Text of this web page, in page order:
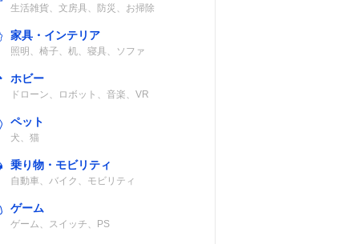
約6時間
色モード時）
約40～50時間
生活雑貨、文房具、防災、お掃除
家具・インテリア
照明、椅子、机、寝具、ソファ
ホビー
ドローン、ロボット、音楽、VR
ペット
犬、猫
乗り物・モビリティ
自動車、バイク、モビリティ
ゲーム
ゲーム、スイッチ、PS